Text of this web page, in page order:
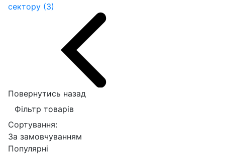
сектору (3)
Повернутись назад
Фільтр товарів
Сортування:
За замовчуванням
Популярні